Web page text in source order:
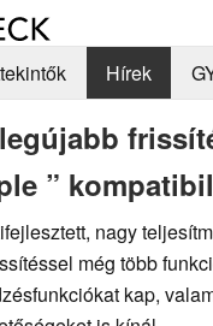
Hírek
”
nagy
még több
kap,